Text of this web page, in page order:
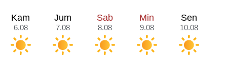
Kam
6.08
Jum
7.08
Sab
8.08
Min
9.08
Sen
10.08